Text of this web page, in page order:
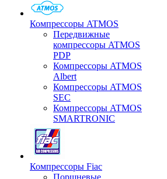
Компрессоры ATMOS
Передвижные
компрессоры ATMOS
PDP
Компрессоры ATMOS
Albert
Компрессоры ATMOS
SEC
Компрессоры ATMOS
SMARTRONIC
Компрессоры Fiac
Поршневые